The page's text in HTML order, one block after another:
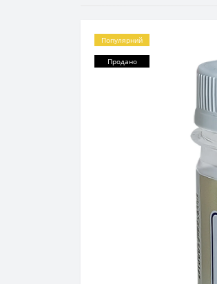
Популярний
Продано